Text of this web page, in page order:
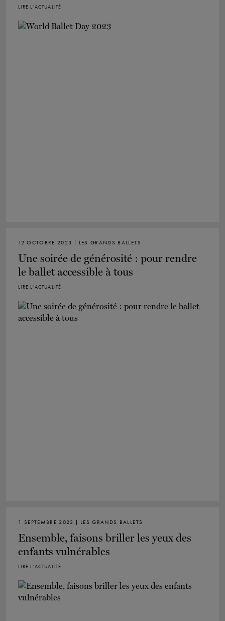
LIRE L'ACTUALITÉ
12 OCTOBRE 2023 | LES GRANDS BALLETS
Une soirée de générosité : pour rendre
le ballet accessible à tous
LIRE L'ACTUALITÉ
1 SEPTEMBRE 2023 | LES GRANDS BALLETS
Ensemble, faisons briller les yeux des
enfants vulnérables
LIRE L'ACTUALITÉ